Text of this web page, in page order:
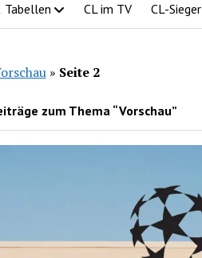
Tabellen CL im TV CL-Sieger
» Seite 2
zum Thema “Vorschau”